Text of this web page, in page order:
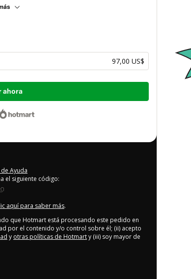
97,00 US$
ahora
Ayuda
el siguiente código:
aquí para saber más.
que Hotmart está procesando este pedido en
por el contenido y/o control sobre él; (ii) acepto
y otras políticas de Hotmarty (iii) soy mayor de